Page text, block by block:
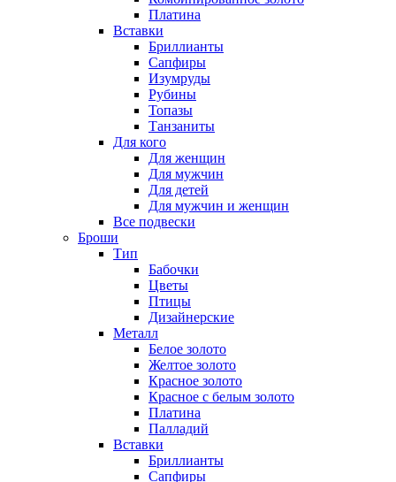
Платина
Вставки
Бриллианты
Сапфиры
Изумруды
Рубины
Топазы
Танзаниты
Для кого
Для женщин
Для мужчин
Для детей
Для мужчин и женщин
Все подвески
Броши
Тип
Бабочки
Цветы
Птицы
Дизайнерские
Металл
Белое золото
Желтое золото
Красное золото
Красное с белым золото
Платина
Палладий
Вставки
Бриллианты
Сапфиры